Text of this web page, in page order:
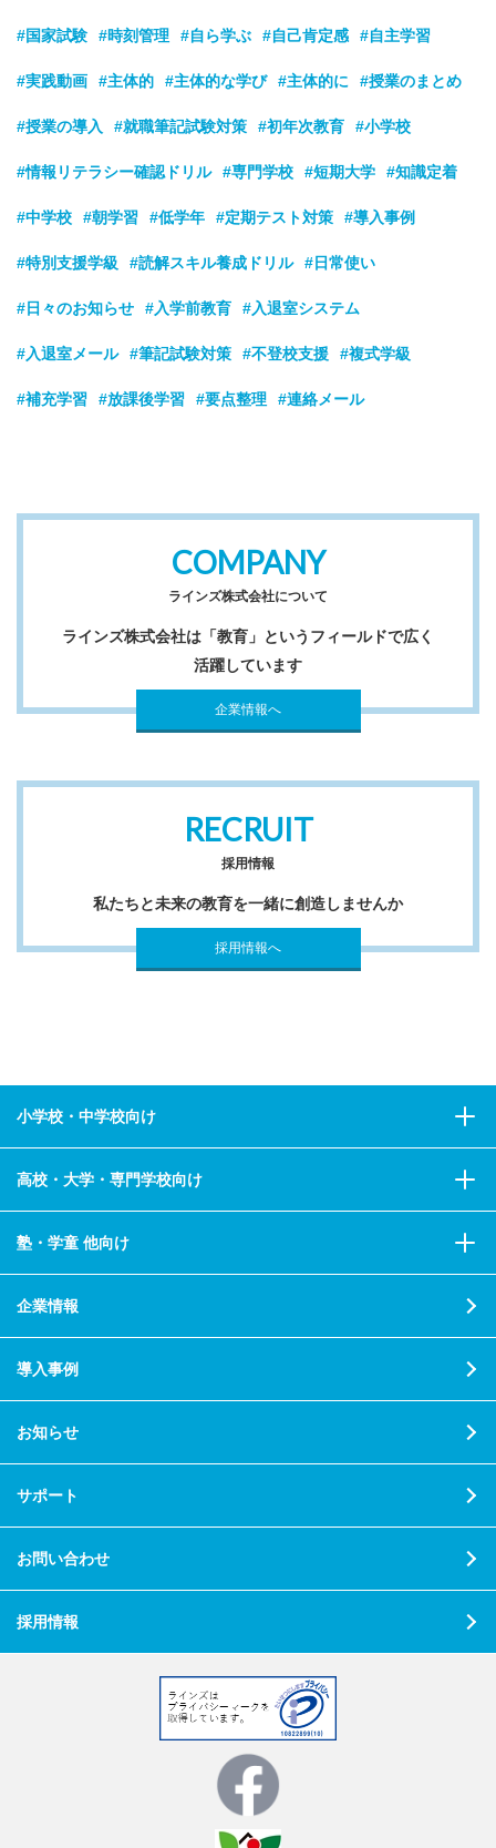
#国家試験 #時刻管理 #自ら学ぶ #自己肯定感 #自主学習
#実践動画 #主体的 #主体的な学び #主体的に #授業のまとめ
#授業の導入 #就職筆記試験対策 #初年次教育 #小学校
#情報リテラシー確認ドリル #専門学校 #短期大学 #知識定着
#中学校 #朝学習 #低学年 #定期テスト対策 #導入事例
#特別支援学級 #読解スキル養成ドリル #日常使い
#日々のお知らせ #入学前教育 #入退室システム
#入退室メール #筆記試験対策 #不登校支援 #複式学級
#補充学習 #放課後学習 #要点整理 #連絡メール
COMPANY
ラインズ株式会社について
ラインズ株式会社は「教育」というフィールドで広く
活躍しています
企業情報へ
RECRUIT
採用情報
私たちと未来の教育を一緒に創造しませんか
採用情報へ
小学校・中学校向け
高校・大学・専門学校向け
塾・学童 他向け
企業情報
導入事例
お知らせ
サポート
お問い合わせ
採用情報